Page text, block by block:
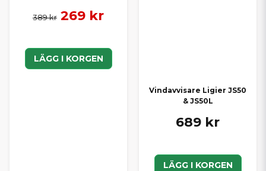
389 kr 269 kr
LÄGG I KORGEN
Vindavvisare Ligier JS50
& JS50L
689 kr
LÄGG I KORGEN